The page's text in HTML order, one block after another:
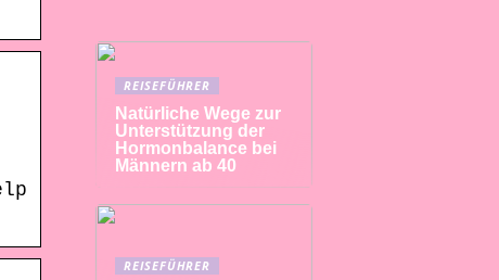
REISEFÜHRER
Natürliche Wege zur
Unterstützung der
Hormonbalance bei
Männern ab 40
REISEFÜHRER